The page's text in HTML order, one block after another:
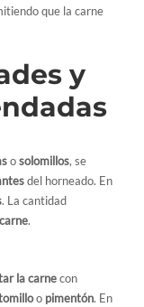
que la carne
y
osolomillos, se
del horneado. En
. La cantidad
.
la carnecon
o pimentón. En